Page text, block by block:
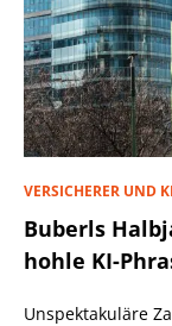
VERSICHERER UND KI
Buberls
hohle KI-
Unspektakuläre